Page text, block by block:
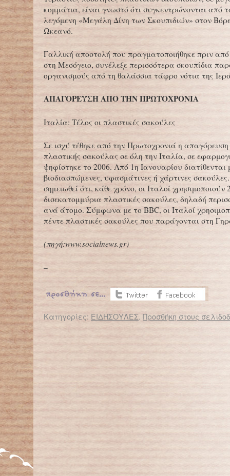
κομμάτια, είναι γνωστό ότι συγκεντρώνονται από
λεγόμενη «Μεγάλη Δίνη των Σκουπιδιών» στον
Ωκεανό.
Γαλλική αποστολή που πραγματοποιήθηκε πριν
στη Μεσόγειο, συνέλεξε περισσότερα σκουπίδια
οργανισμούς από τη θαλάσσια τάφρο νότια της
ΑΠΑΓΟΡΕΥΣΗ ΑΠΟ ΤΗΝ ΠΡΩΤΟΧΡΟΝΙΑ
Ιταλία: Τέλος οι πλαστικές σακούλες
Σε ισχύ τέθηκε από την Πρωτοχρονιά η απαγόρευση
πλαστικής σακούλας σε όλη την Ιταλία, σε
ψηφίστηκε το 2006. Από 1η Ιανουαρίου διατίθενται
βιοδιασπώμενες, υφασμάτινες ή χάρτινες
σημειωθεί ότι, κάθε χρόνο, οι Ιταλοί χρησιμοποιούν
δισεκατομμύρια πλαστικές σακούλες, δηλαδή
ανά άτομο. Σύμφωνα με το BBC, οι Ιταλοί
πέντε πλαστικές σακούλες που παράγονται στη
(πηγή:www.socialnews.gr)
–
Κατηγορίες: ΕΙΔΗΣΟΥΛΕΣ. Προσθήκη στους
← Επιστροφή στο %s
«Κακογιάννειο Αστεροσχολείο Υπάτης»: Ένα μοναδικό σχολείο